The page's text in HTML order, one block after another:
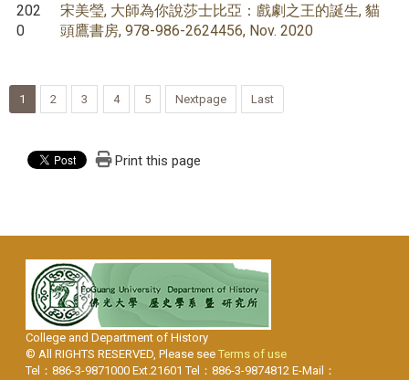
202
0
宋美瑩, 大師為你說莎士比亞：戲劇之王的誕生, 貓
頭鷹書房, 978-986-2624456, Nov. 2020
1 2 3 4 5 Nextpage Last
Print this page
College and Department of History
© All RIGHTS RESERVED, Please see Terms of use
Tel：886-3-9871000 Ext.21601 Tel：886-3-9874812 E-Mail：